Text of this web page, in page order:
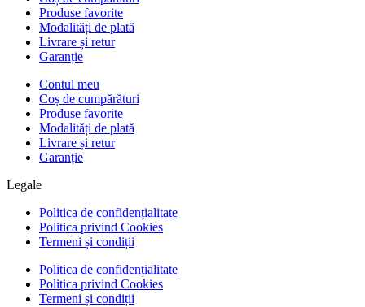
Produse favorite
Modalități de plată
Livrare și retur
Garanție
Contul meu
Coș de cumpărături
Produse favorite
Modalități de plată
Livrare și retur
Garanție
Legale
Politica de confidențialitate
Politica privind Cookies
Termeni și condiții
Politica de confidențialitate
Politica privind Cookies
Termeni și condiții